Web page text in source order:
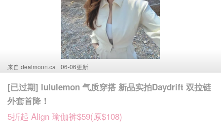
来自 dealmoon.ca 06-06更新
[已过期] lululemon 气质穿搭 新品实拍Daydrift 双拉链
外套首降！
5折起 Align 瑜伽裤$59(原$108)